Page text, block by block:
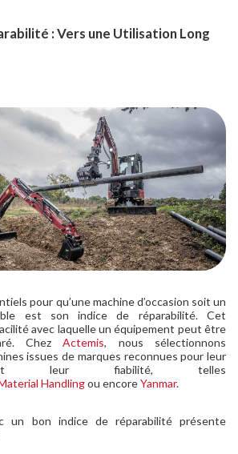
: Vers une Utilisation Long
pour qu’une machine d’occasion soit un
est son indice de réparabilité. Cet
avec laquelle un équipement peut être
ChezActemis, nous sélectionnons
issues de marques reconnues pour leur
et leur fiabilité, telles
Handlingou encoreYanmar.
un bon indice de réparabilité présente